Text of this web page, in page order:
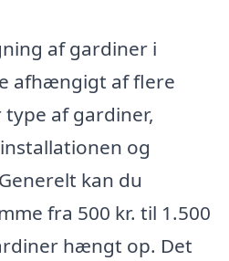
af gardiner i
afhængigt af flere
af gardiner,
og
kan du
fra 500 kr. til 1.500
hængt op. Det